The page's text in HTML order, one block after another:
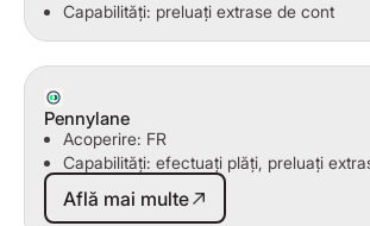
Capabilități: preluați extrase de cont
Pennylane
Acoperire: FR
Capabilități: efectuați plăți, preluați
Află mai multe
Află mai multe